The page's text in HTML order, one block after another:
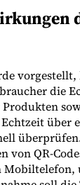
Rechnungs-
vorgestellt,
die
über
von QR-
Mobiltelefon,